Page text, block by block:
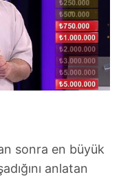
sonra en büyük
anlatan